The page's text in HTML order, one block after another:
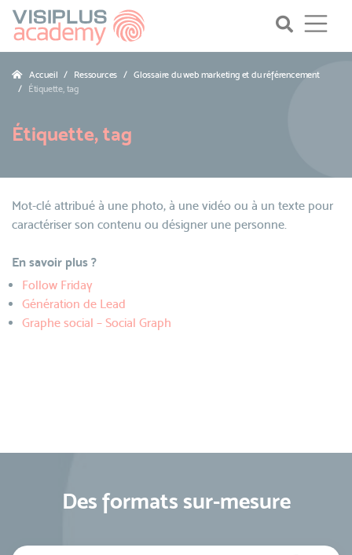
Accueil Ressources
Glossaire du web marketing et du référencement
Étiquette, tag
Étiquette, tag
Mot-clé attribué à une photo, à une vidéo ou à un texte pour
caractériser son contenu ou désigner une personne.
En savoir plus ?
Follow Friday
Génération de Lead
Graphe social – Social Graph
Des formats sur-mesure